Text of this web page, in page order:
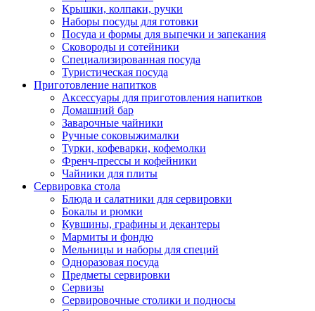
Крышки, колпаки, ручки
Наборы посуды для готовки
Посуда и формы для выпечки и запекания
Сковороды и сотейники
Специализированная посуда
Туристическая посуда
Приготовление напитков
Аксессуары для приготовления напитков
Домашний бар
Заварочные чайники
Ручные соковыжималки
Турки, кофеварки, кофемолки
Френч-прессы и кофейники
Чайники для плиты
Сервировка стола
Блюда и салатники для сервировки
Бокалы и рюмки
Кувшины, графины и декантеры
Мармиты и фондю
Мельницы и наборы для специй
Одноразовая посуда
Предметы сервировки
Сервизы
Сервировочные столики и подносы